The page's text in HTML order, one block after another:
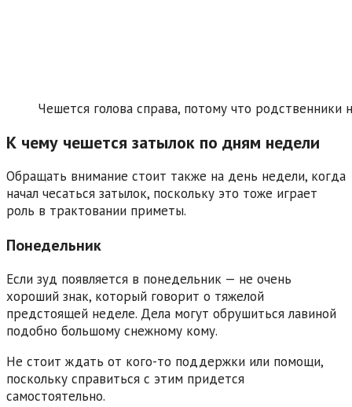
Чешется голова справа, потому что
К чему чешется затылок по дням недели
Обращать внимание стоит также на день недели, когда
начал чесаться затылок, поскольку это тоже играет
роль в трактовании приметы.
Понедельник
Если зуд появляется в понедельник — не очень
хороший знак, который говорит о тяжелой
предстоящей неделе. Дела могут обрушиться лавиной
подобно большому снежному кому.
Не стоит ждать от кого-то поддержки или помощи,
поскольку справиться с этим придется
самостоятельно.